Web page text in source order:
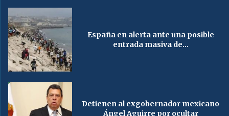
España en alerta ante una posible
entrada masiva de...
Detienen al exgobernador mexicano
Ángel Aguirre por ocultar